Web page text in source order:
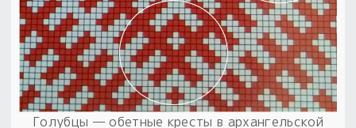
Голубцы — обетные кресты в архангельской